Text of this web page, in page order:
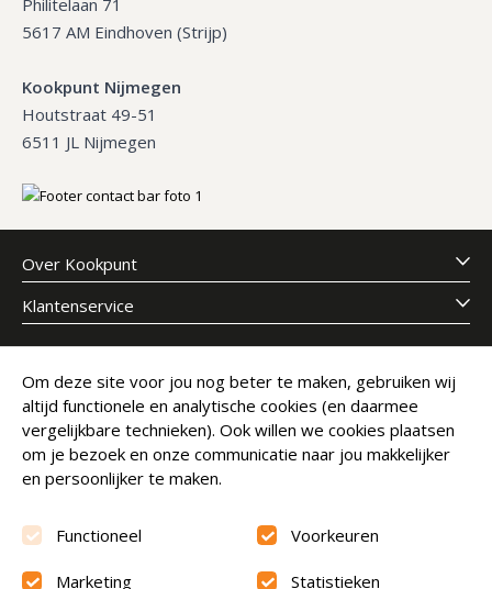
5617 AM Eindhoven (Strijp)
Kookpunt Nijmegen
Houtstraat 49-51
6511 JL Nijmegen
Over Kookpunt
Klantenservice
Meld je aan voor onze nieuwsbrief
E-mailadres
Abonneer
Om deze site voor jou nog beter te maken, gebruiken wij
altijd functionele en analytische cookies (en daarmee
vergelijkbare technieken). Ook willen we cookies plaatsen
om je bezoek en onze communicatie naar jou makkelijker
en persoonlijker te maken.
Functioneel Voorkeuren
Marketing Statistieken